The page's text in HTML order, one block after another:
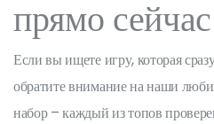
прямо сейчас
Если вы ищете игру, которая
обратите внимание на наши
набор – каждый из топов